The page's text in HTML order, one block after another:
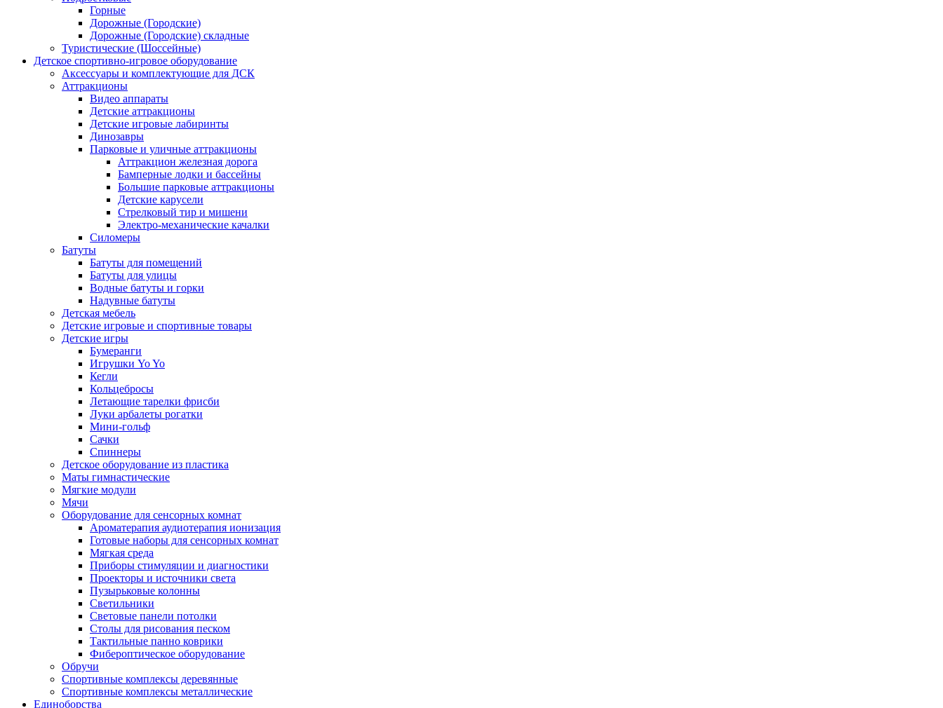
Горные
Дорожные (Городские)
Дорожные (Городские) складные
Туристические (Шоссейные)
Детское спортивно-игровое оборудование
Аксессуары и комплектующие для ДСК
Аттракционы
Видео аппараты
Детские аттракционы
Детские игровые лабиринты
Динозавры
Парковые и уличные аттракционы
Аттракцион железная дорога
Бамперные лодки и бассейны
Большие парковые аттракционы
Детские карусели
Стрелковый тир и мишени
Электро-механические качалки
Силомеры
Батуты
Батуты для помещений
Батуты для улицы
Водные батуты и горки
Надувные батуты
Детская мебель
Детские игровые и спортивные товары
Детские игры
Бумеранги
Игрушки Yo Yo
Кегли
Кольцебросы
Летающие тарелки фрисби
Луки арбалеты рогатки
Мини-гольф
Сачки
Спиннеры
Детское оборудование из пластика
Маты гимнастические
Мягкие модули
Мячи
Оборудование для сенсорных комнат
Ароматерапия аудиотерапия ионизация
Готовые наборы для сенсорных комнат
Мягкая среда
Приборы стимуляции и диагностики
Проекторы и источники света
Пузырьковые колонны
Светильники
Световые панели потолки
Столы для рисования песком
Тактильные панно коврики
Фибероптическое оборудование
Обручи
Спортивные комплексы деревянные
Спортивные комплексы металлические
Единоборства